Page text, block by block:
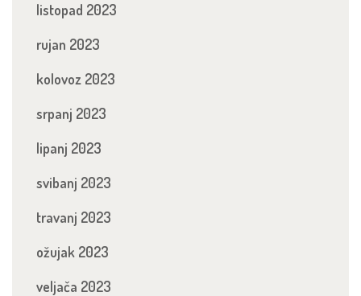
listopad 2023
rujan 2023
kolovoz 2023
srpanj 2023
lipanj 2023
svibanj 2023
travanj 2023
ožujak 2023
veljača 2023